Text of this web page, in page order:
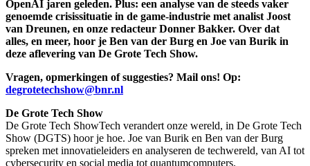
OpenAI jaren geleden. Plus: een analyse van de steeds vaker
genoemde crisissituatie in de game-industrie met analist Joost
van Dreunen, en onze redacteur Donner Bakker. Over dat
alles, en meer, hoor je Ben van der Burg en Joe van Burik in
deze aflevering van De Grote Tech Show.
Vragen, opmerkingen of suggesties? Mail ons! Op:
degrotetechshow@bnr.nl
De Grote Tech Show
De Grote Tech ShowTech verandert onze wereld, in De Grote Tech
Show (DGTS) hoor je hoe. Joe van Burik en Ben van der Burg
spreken met innovatieleiders en analyseren de techwereld, van AI tot
cybersecurity en social media tot quantumcomputers.